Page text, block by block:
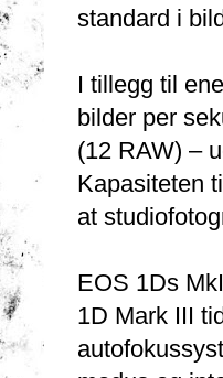
standard i
I tillegg til
bilder per
(12 RAW) –
Kapasiteten
at
EOS 1Ds
1D Mark III